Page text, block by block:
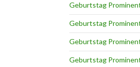
Geburtstag
Geburtstag
Geburtstag
Geburtstag